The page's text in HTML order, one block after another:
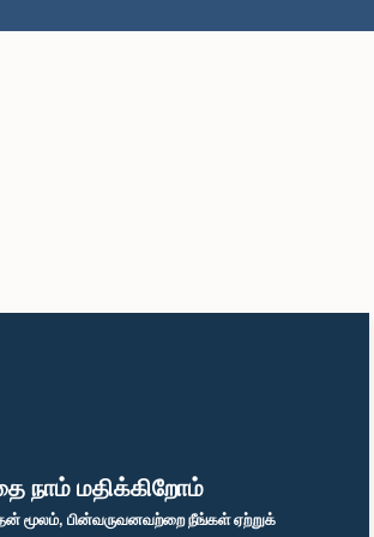
நாம் மதிக்கிறோம்
மூலம், பின்வருவனவற்றை நீங்கள் ஏற்றுக்